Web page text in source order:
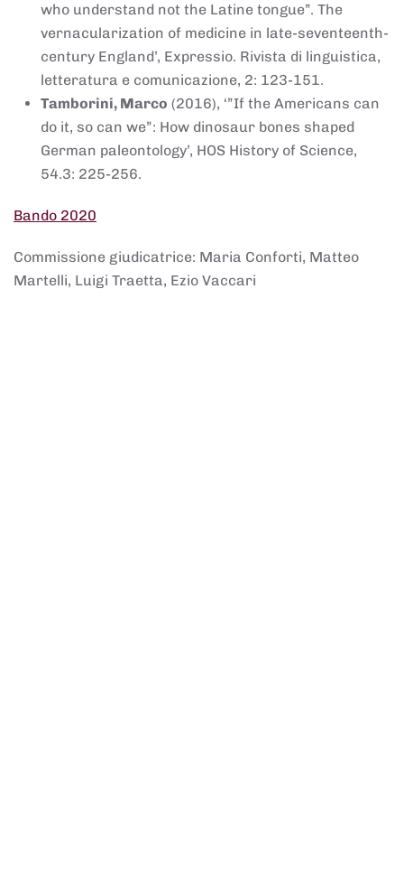
who understand not the Latine tongue”. The
vernacularization of medicine in late-seventeenth-
century England’, Expressio. Rivista di linguistica,
letteratura e comunicazione, 2: 123-151.
Tamborini, Marco (2016), ‘”If the Americans can
do it, so can we”: How dinosaur bones shaped
German paleontology’, HOS History of Science,
54.3: 225-256.
Bando 2020
Commissione giudicatrice: Maria Conforti, Matteo
Martelli, Luigi Traetta, Ezio Vaccari